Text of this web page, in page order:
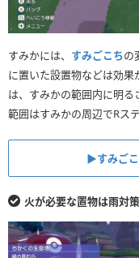
すみかには、 すみごこちの
に置いた設置物などは効
は、すみかの範囲内に明る
範囲はすみかの周辺でRス
▶︎すみご
火が必要な置物は雨対